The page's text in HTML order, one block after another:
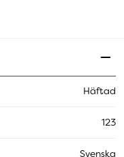
Häftad
123
Svenska